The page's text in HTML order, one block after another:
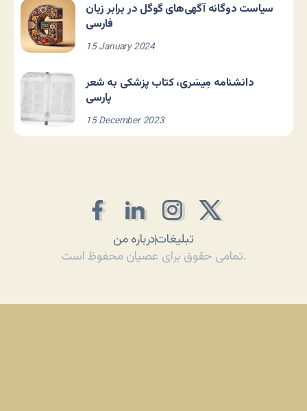
سیاست دوگانه آگهی‌های گوگل در برابر زبان
فارسی
15 January 2024
دانشنامه مِیسَری، کتاب پزشکی به شعر
پارسی
15 December 2023
درباره منتبلیغات
تمامی حقوق برای عصیان محفوظ است.